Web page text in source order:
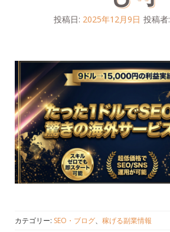
投稿日: 2025年12月9日 投稿者:
カテゴリー: SEO・ブログ、 稼げる副業情報